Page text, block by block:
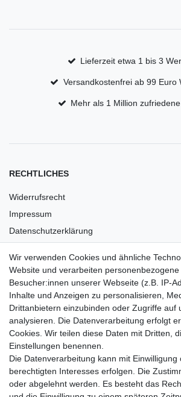
Lieferzeit etwa 1 bis 3
Versandkostenfrei ab 99 Euro
Mehr als 1 Million
RECHTLICHES
Widerrufsrecht
Impressum
Datenschutzerklärung
Barrierefreiheit
Anleitungen
Vertrag widerrufen
PARTNER
DHL
GLS
Wir verwenden Cookies und ähnliche
Website und verarbeiten personenbezogene
Besucher:innen unserer Webseite (z.B. IP-
Inhalte und Anzeigen zu personalisieren,
Drittanbietern einzubinden oder Zugriffe auf
analysieren. Die Datenverarbeitung erfolgt
Cookies. Wir teilen diese Daten mit Dritten,
Einstellungen benennen.
Die Datenverarbeitung kann mit
berechtigten Interesses erfolgen. Die
oder abgelehnt werden. Es besteht das